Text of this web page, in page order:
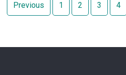
Previous
1 2 3 4